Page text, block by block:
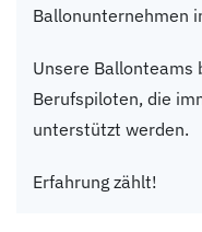
Ballonunternehmen
Unsere Ballonteams
Berufspiloten, die
unterstützt werden.
Erfahrung zählt!